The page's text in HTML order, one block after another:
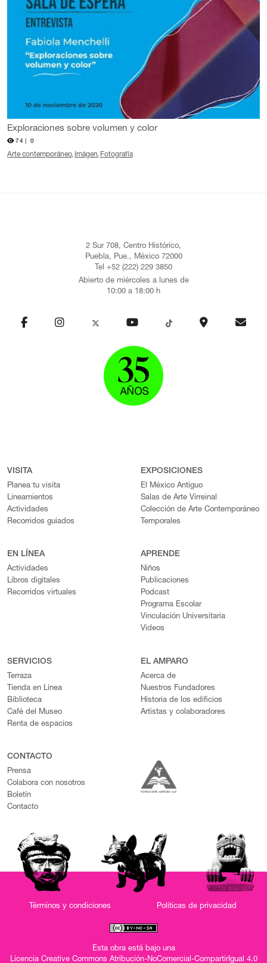
Exploraciones sobre volumen y color
74 | 0
Arte contemporáneo Imágen Fotografía
2 Sur 708, Centro Histórico,
Puebla, Pue., México 72000
Tel +52 (222) 229 3850
Abierto de miércoles a lunes de
10:00 a 18:00 h
VISITA
Planea tu visita
Lineamientos
Actividades
Recorridos guiados
EXPOSICIONES
El México Antiguo
Salas de Arte Virreinal
Colección de Arte Contemporáneo
Temporales
EN LÍNEA
Actividades
Libros digitales
Recorridos virtuales
APRENDE
Niños
Publicaciones
Podcast
Programa Escolar
Vinculación Universitaria
Videos
SERVICIOS
Terraza
Tienda en Línea
Biblioteca
Café del Museo
Renta de espacios
EL AMPARO
Acerca de
Nuestros Fundadores
Historia de los edificios
Artistas y colaboradores
CONTACTO
Prensa
Colabora con nosotros
Boletín
Contacto
Términos y condiciones Políticas de privacidad
Esta obra está bajo una
Licencia Creative Commons Atribución-NoComercial-CompartirIgual 4.0